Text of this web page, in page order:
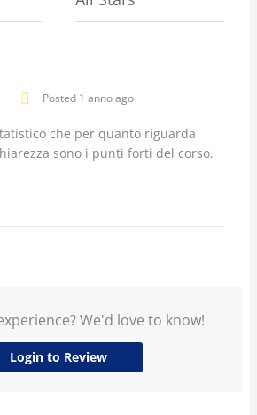
Posted 1 anno ago
che per quanto riguarda
sono i punti forti del corso.
We'd love to know!
Login to Review